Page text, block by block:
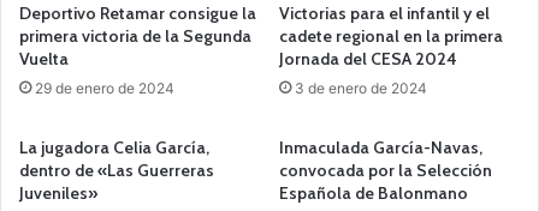
Deportivo Retamar consigue la
primera victoria de la Segunda
Vuelta
29 de enero de 2024
Victorias para el infantil y el
cadete regional en la primera
Jornada del CESA 2024
3 de enero de 2024
La jugadora Celia García,
dentro de «Las Guerreras
Juveniles»
Inmaculada García-Navas,
convocada por la Selección
Española de Balonmano